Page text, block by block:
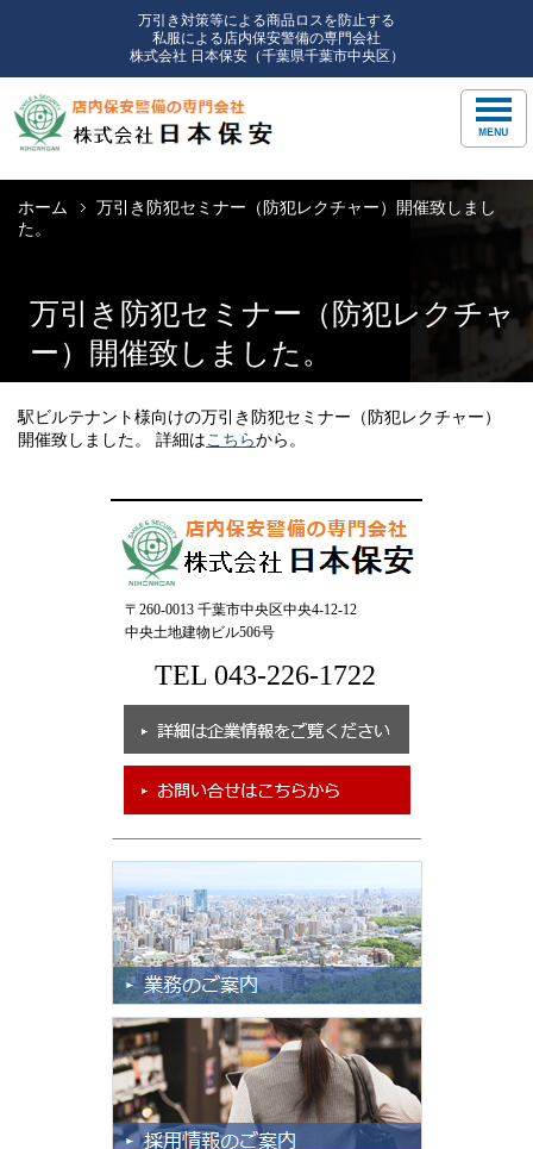
万引き対策等による商品ロスを防止する
私服による店内保安警備の専門会社
株式会社 日本保安（千葉県千葉市中央区）
ホーム
万引き防犯セミナー（防犯レクチャー）開催致しまし
た。
万引き防犯セミナー（防犯レクチャ
ー）開催致しました。
駅ビルテナント様向けの万引き防犯セミナー（防犯レクチャー）
開催致しました。 詳細は こちらから。
〒260-0013 千葉市中央区中央4-12-12
中央土地建物ビル506号
TEL 043-226-1722